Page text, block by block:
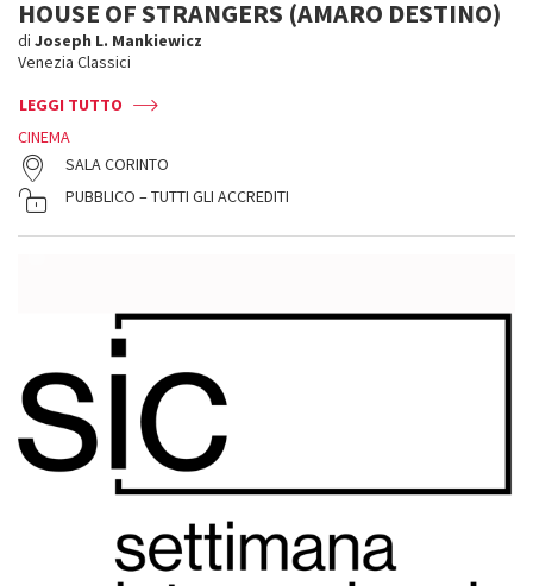
HOUSE OF STRANGERS (AMARO DESTINO)
di Joseph L. Mankiewicz
Venezia Classici
LEGGI TUTTO
CINEMA
SALA CORINTO
PUBBLICO – TUTTI GLI ACCREDITI